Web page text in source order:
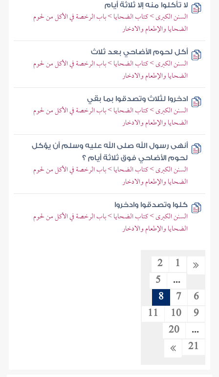
لا تأكلوا منه إلا ثلاثة أيام
السنن الكبرى > كتاب الضحايا > باب الرخصة في الأكل من لحوم
الضحايا والإطعام والادخار
أكل لحوم الأضاحي بعد ثلاث
السنن الكبرى > كتاب الضحايا > باب الرخصة في الأكل من لحوم
الضحايا والإطعام والادخار
ادخروا لثلاث وتصدقوا بما بقي
السنن الكبرى > كتاب الضحايا > باب الرخصة في الأكل من لحوم
الضحايا والإطعام والادخار
أنهى رسول الله صلى الله عليه وسلم أن يؤكل
لحوم الأضاحي فوق ثلاثة أيام ؟
السنن الكبرى > كتاب الضحايا > باب الرخصة في الأكل من لحوم
الضحايا والإطعام والادخار
كلوا وتصدقوا وادخروا
السنن الكبرى > كتاب الضحايا > باب الرخصة في الأكل من لحوم
الضحايا والإطعام والادخار
1
2
...
5
6
7
8
9
10
11
...
20
21